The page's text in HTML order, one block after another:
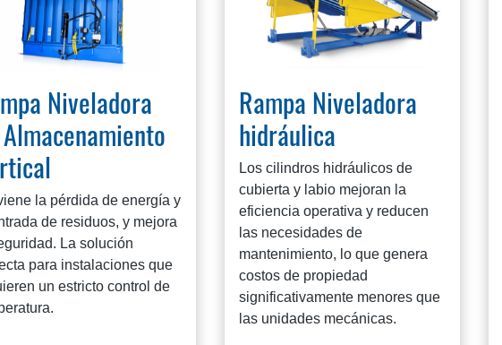
Niveladora
la pérdida de energía y
de residuos, y mejora
La solución
para instalaciones que
un estricto control de
Rampa Niveladora
hidráulica
Los cilindros hidráulicos de
cubierta y labio mejoran la
eficiencia operativa y reducen
las necesidades de
mantenimiento, lo que genera
costos de propiedad
significativamente menores que
las unidades mecánicas.